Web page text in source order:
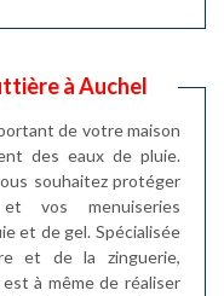
à Auchel
de votre maison
des eaux de pluie.
souhaitez protéger
vos menuiseries
et de gel. Spécialisée
et de la zinguerie,
à même de réaliser